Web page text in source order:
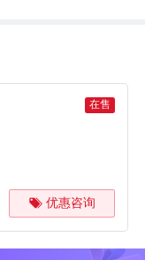
在售
优惠咨询